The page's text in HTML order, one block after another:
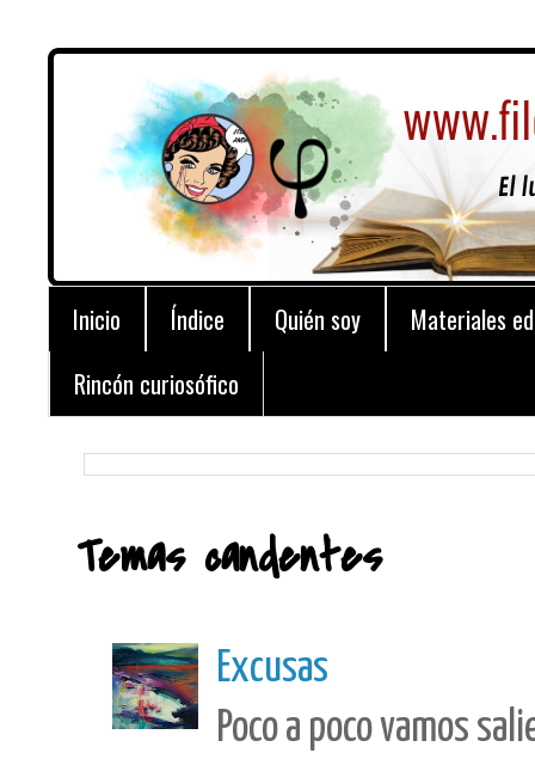
Inicio Índice Quién soy
Materiales
Rincón curiosófico
Temas candentes
Excusas
Poco a poco vamos